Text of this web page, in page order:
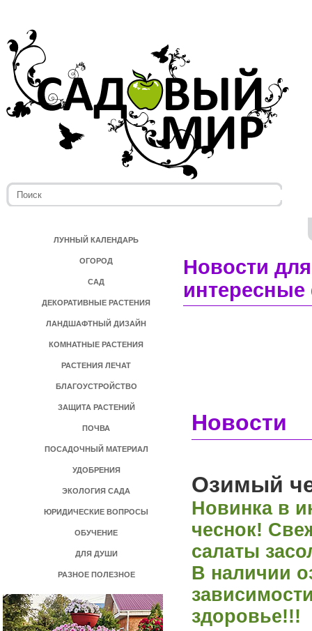
ЛУННЫЙ КАЛЕНДАРЬ
ОГОРОД
САД
ДЕКОРАТИВНЫЕ РАСТЕНИЯ
ЛАНДШАФТНЫЙ ДИЗАЙН
КОМНАТНЫЕ РАСТЕНИЯ
РАСТЕНИЯ ЛЕЧАТ
БЛАГОУСТРОЙСТВО
ЗАЩИТА РАСТЕНИЙ
ПОЧВА
ПОСАДОЧНЫЙ МАТЕРИАЛ
УДОБРЕНИЯ
ЭКОЛОГИЯ САДА
ЮРИДИЧЕСКИЕ ВОПРОСЫ
ОБУЧЕНИЕ
ДЛЯ ДУШИ
РАЗНОЕ ПОЛЕЗНОЕ
Новости
Новости
Озимый
Новинка в
чеснок!
салаты
В наличии
здоровье!!!